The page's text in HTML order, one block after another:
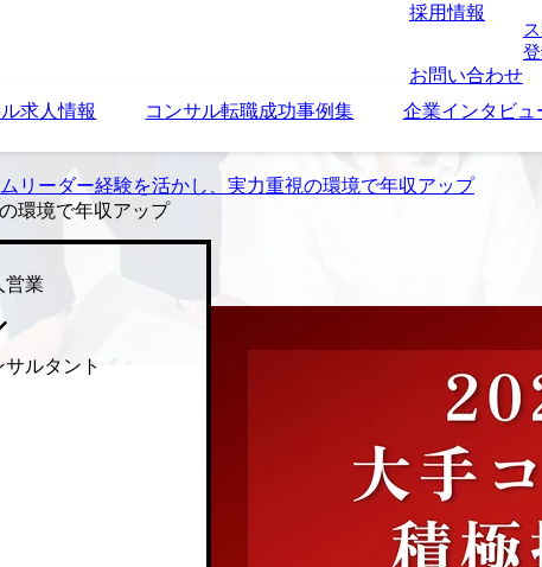
採用情報
お問い合わせ
求人情報 コンサル転職成功事例集 企業インタビュ
リーダー経験を活かし、実力重視の環境で年収アップ
環境で年収アップ
営業
サルタント